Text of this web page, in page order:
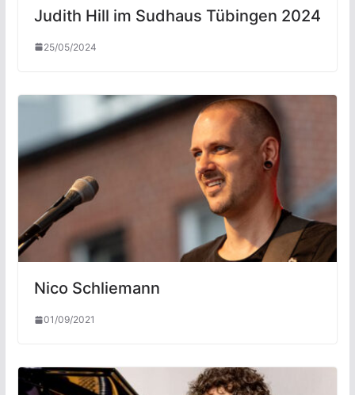
Judith Hill im Sudhaus Tübingen 2024
25/05/2024
Nico Schliemann
01/09/2021